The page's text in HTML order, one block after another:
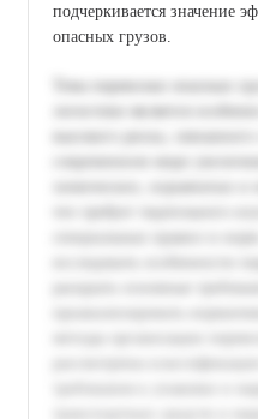
подчеркивается значение
опасных грузов.